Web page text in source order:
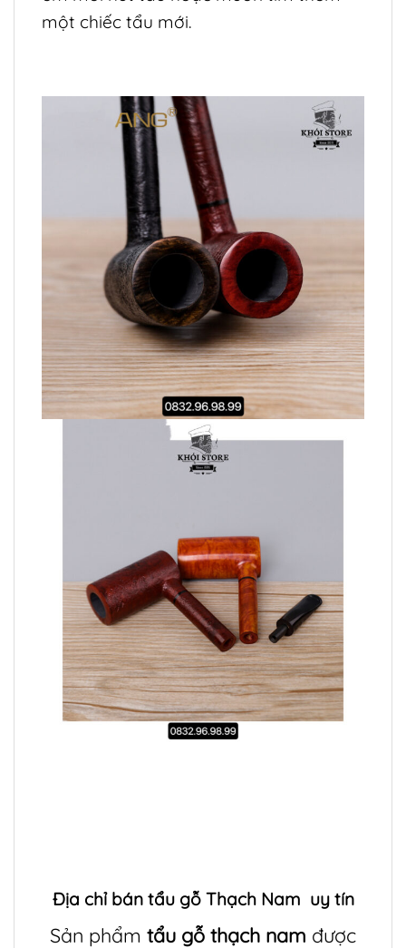
một chiếc tẩu mới.
Địa chỉ bán tẩu gỗ Thạch Nam uy tín
Sản phẩm tẩu gỗ thạch nam được